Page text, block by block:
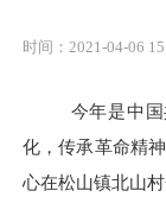
时间：2021-04-06
今年是中
化，传承革命精
心在松山镇北山